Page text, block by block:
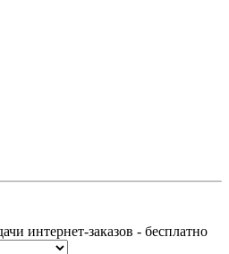
интернет-заказов - бесплатно